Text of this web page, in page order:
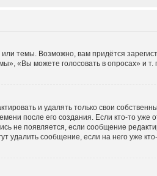
темы. Возможно, вам придётся
«Вы можете голосовать в опросах» и т.
и удалять только свои
после его создания. Если кто-то
не появляется, если сообщение
удалить сообщение, если на него уже